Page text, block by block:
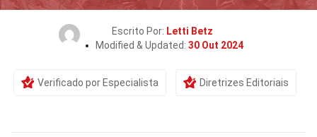
Escrito Por: Letti Betz
Modified & Updated: 30 Out 2024
Verificado por Especialista Diretrizes Editoriais